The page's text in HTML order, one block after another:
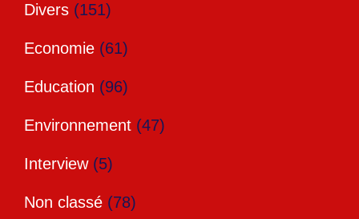
Divers (151)
Economie (61)
Education (96)
Environnement (47)
Interview(5)
Non classé (78)